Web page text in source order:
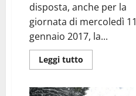
disposta, anche per la
giornata di mercoledì 11
gennaio 2017, la...
Leggi tutto